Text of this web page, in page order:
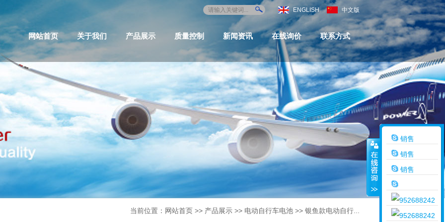
ENGLISH 中文版
网站首页 关于我们 产品展示 质量控制 新闻资讯 在线询价 联系方式
当前位置： 网站首页 >> 产品展示 >> 电动自行车电池 >> 银鱼款电动自行...
销售
销售
销售
销售